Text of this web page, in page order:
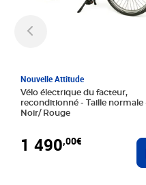
Nouvelle Attitude
Vélo électrique du facteur,
reconditionné - Taille normale -
Noir/ Rouge
1 490,00€